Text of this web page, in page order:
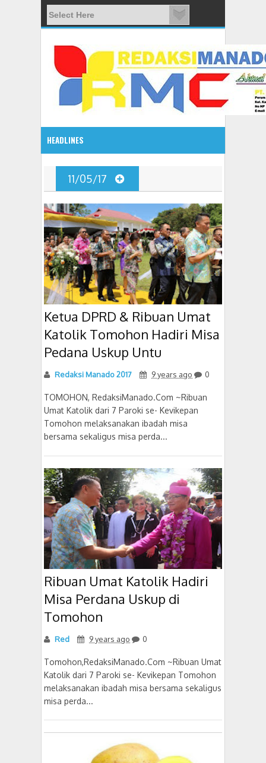
HEADLINES
2:10 PM
Gelar Seminar Budaya, Masyarakat Siap Tentukan Tahun
11/05/17
Ketua DPRD & Ribuan Umat
Katolik Tomohon Hadiri Misa
Pedana Uskup Untu
Redaksi Manado 2017 9 years ago 0
TOMOHON, RedaksiManado.Com ~Ribuan
Umat Katolik dari 7 Paroki se- Kevikepan
Tomohon melaksanakan ibadah misa
bersama sekaligus misa perda...
Ribuan Umat Katolik Hadiri
Misa Perdana Uskup di
Tomohon
Red 9 years ago 0
Tomohon,RedaksiManado.Com ~Ribuan Umat
Katolik dari 7 Paroki se- Kevikepan Tomohon
melaksanakan ibadah misa bersama sekaligus
misa perda...